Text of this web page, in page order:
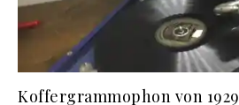
Koffergrammophon von 1929